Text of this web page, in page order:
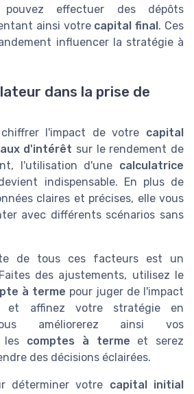
effectuer des dépôts
ainsi votre capital final. Ces
influencer la stratégie à
dans la prise de
l'impact de votre capital
d'intérêt sur le rendement de
l'utilisation d'une calculatrice
indispensable. En plus de
claires et précises, elle vous
avec différents scénarios sans
de tous ces facteurs est un
des ajustements, utilisez le
à terme pour juger de l'impact
et affinez votre stratégie en
améliorerez ainsi vos
les comptes à terme et serez
des décisions éclairées.
déterminer votre capital initial